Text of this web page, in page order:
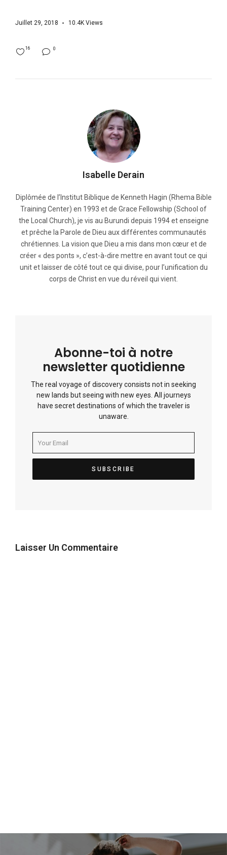
Juillet 29, 2018 10.4K Views
0
16
Isabelle Derain
Diplômée de l’Institut Biblique de Kenneth Hagin (Rhema Bible
Training Center) en 1993 et de Grace Fellowship (School of
the Local Church), je vis au Burundi depuis 1994 et enseigne
et prêche la Parole de Dieu aux différentes communautés
chrétiennes. La vision que Dieu a mis dans mon cœur et de
créer « des ponts », c’est-à-dire mettre en avant tout ce qui
unit et laisser de côté tout ce qui divise, pour l’unification du
corps de Christ en vue du réveil qui vient.
Abonne-toi à notre
newsletter quotidienne
The real voyage of discovery consists not in seeking
new lands but seeing with new eyes. All journeys
have secret destinations of which the traveler is
unaware.
Laisser Un Commentaire
Navigation